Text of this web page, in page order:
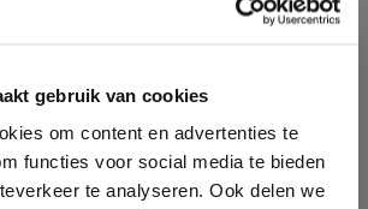
gebruik van cookies
om content en advertenties te
functies voor social media te bieden
te analyseren. Ook delen we